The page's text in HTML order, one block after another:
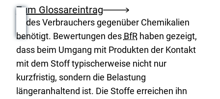
Zum Glossareintrag
des Verbrauchers gegenüber Chemikalien
benötigt. Bewertungen des BfRhaben gezeigt,
dass beim Umgang mit Produkten der Kontakt
mit dem Stoff typischerweise nicht nur
kurzfristig, sondern die Belastung
längeranhaltend ist. Die Stoffe erreichen ihn